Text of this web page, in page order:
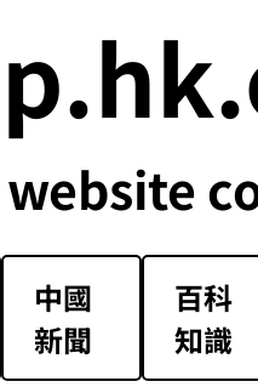
中國
新聞
百科
知識